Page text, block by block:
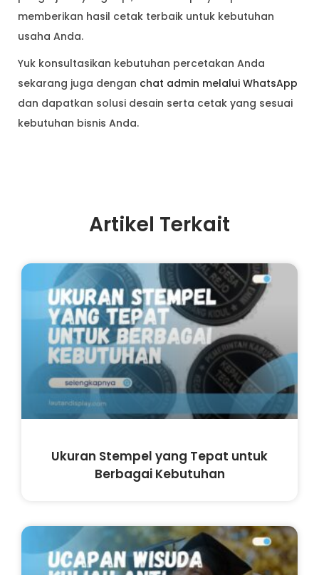
memberikan hasil cetak terbaik untuk kebutuhan
usaha Anda.
Yuk konsultasikan kebutuhan percetakan Anda
sekarang juga dengan chat admin melalui WhatsApp
dan dapatkan solusi desain serta cetak yang sesuai
kebutuhan bisnis Anda.
Artikel Terkait
Ukuran Stempel yang Tepat untuk
Berbagai Kebutuhan